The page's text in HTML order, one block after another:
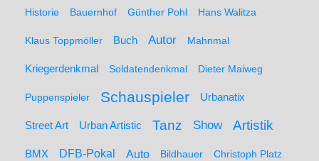
Historie Bauernhof Günther Pohl Hans Walitza
Klaus Toppmöller Buch Autor Mahnmal
Kriegerdenkmal Soldatendenkmal Dieter Maiweg
Puppenspieler Schauspieler Urbanatix
Street Art Urban Artistic Tanz Show Artistik
BMX DFB-Pokal Auto Bildhauer Christoph Platz